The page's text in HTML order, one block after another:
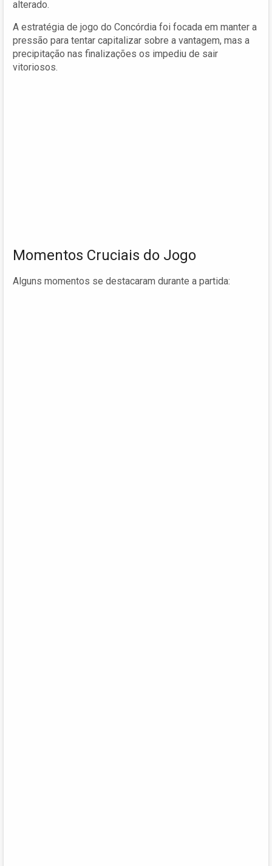
alterado.
A estratégia de jogo do Concórdia foi focada em manter a
pressão para tentar capitalizar sobre a vantagem, mas a
precipitação nas finalizações os impediu de sair
vitoriosos.
Momentos Cruciais do Jogo
Alguns momentos se destacaram durante a partida: